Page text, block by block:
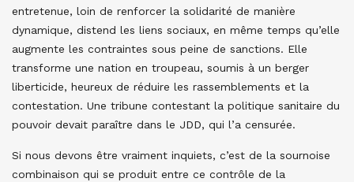
entretenue, loin de renforcer la solidarité de manière
dynamique, distend les liens sociaux, en même temps qu’elle
augmente les contraintes sous peine de sanctions. Elle
transforme une nation en troupeau, soumis à un berger
liberticide, heureux de réduire les rassemblements et la
contestation. Une tribune contestant la politique sanitaire du
pouvoir devait paraître dans le JDD, qui l’a censurée.
Si nous devons être vraiment inquiets, c’est de la sournoise
combinaison qui se produit entre ce contrôle de la